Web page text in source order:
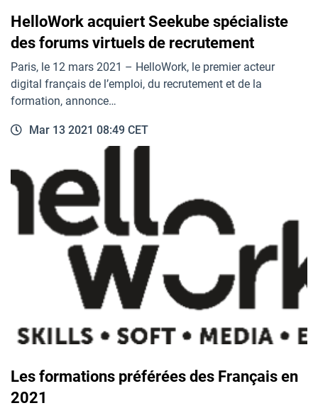
HelloWork acquiert Seekube spécialiste
des forums virtuels de recrutement
Paris, le 12 mars 2021 – HelloWork, le premier acteur
digital français de l’emploi, du recrutement et de la
formation, annonce…
Mar 13 2021 08:49 CET
Les formations préférées des Français en
2021